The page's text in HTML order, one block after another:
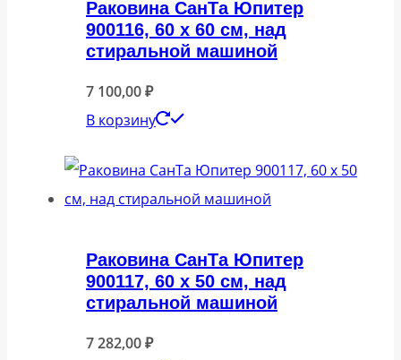
Раковина СанТа Юпитер
900116, 60 x 60 см, над
стиральной машиной
7 100,00₽
В корзину
Раковина СанТа Юпитер
900117, 60 x 50 см, над
стиральной машиной
7 282,00₽